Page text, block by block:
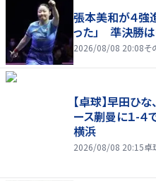
張本美和が４強
った」 準決勝
2026/08/08 20:08そ
【卓球】早田ひ
ース蒯曼に１-４
横浜
2026/08/08 20:15卓